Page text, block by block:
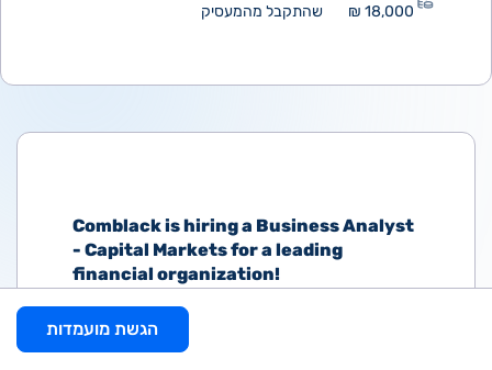
18,000 ₪
שהתקבל מהמעסיק
Comblack is hiring a Business Analyst
- Capital Markets for a leading
financial organization!
The role includes managing and
analyzing processes and systems in the
הגשת מועמדות